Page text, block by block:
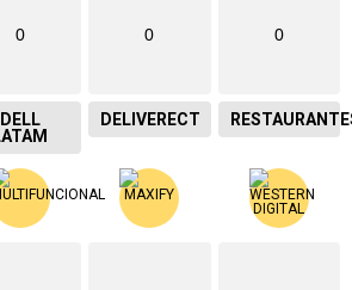
0
DELL
0
DELIVERECT
0